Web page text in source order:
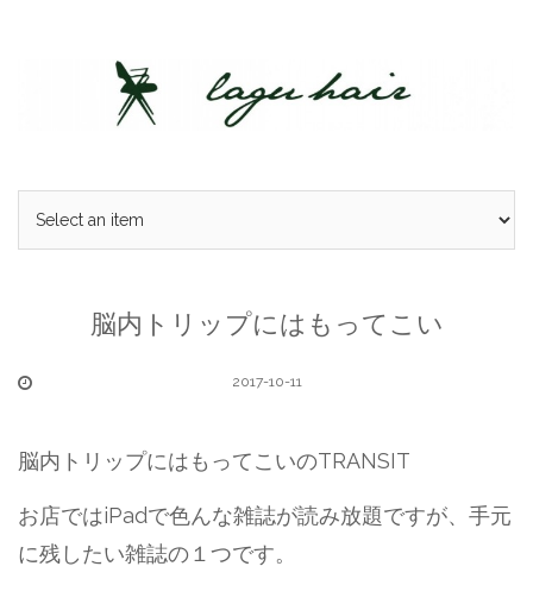
脳内トリップにはもってこい
2017-10-11
脳内トリップにはもってこいのTRANSIT
お店ではiPadで色んな雑誌が読み放題ですが、手元
に残したい雑誌の１つです。